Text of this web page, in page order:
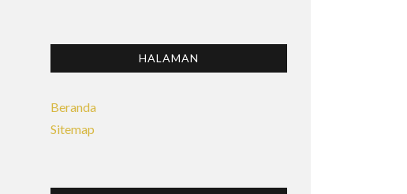
HALAMAN
Beranda
Sitemap